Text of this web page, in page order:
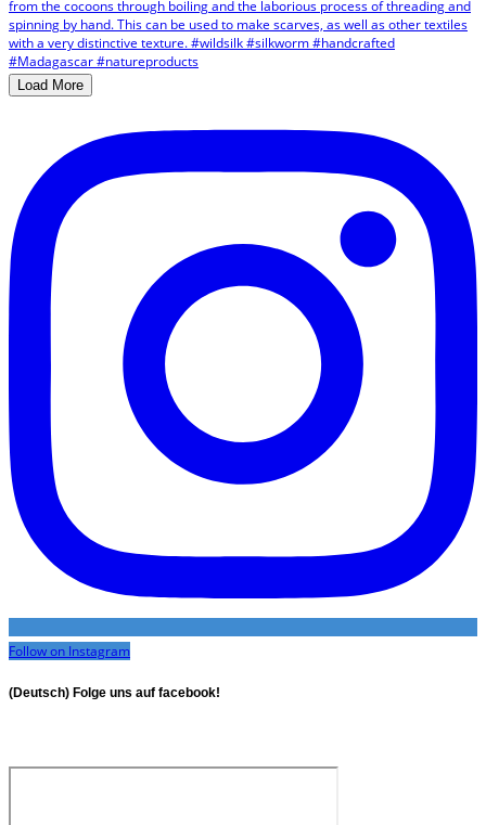
Load More
Follow on Instagram
(Deutsch) Folge uns auf facebook!